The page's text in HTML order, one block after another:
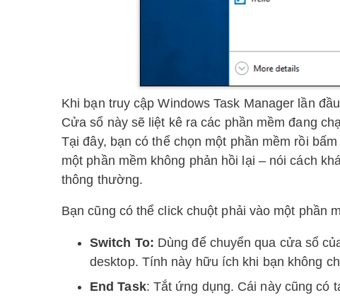
Khi bạn truy cập Windows Task Manager lần
Cửa sổ này sẽ liệt kê ra các phần mềm đang
Tại đây, bạn có thể chọn một phần mềm rồi bấm
một phần mềm không phản hồi lại – nói cách
thông thường.
Bạn cũng có thể click chuột phải vào một phần
Switch To: Dùng để chuyển qua cửa sổ
desktop. Tính này hữu ích khi bạn không
End Task: Tắt ứng dụng. Cái này cũng có